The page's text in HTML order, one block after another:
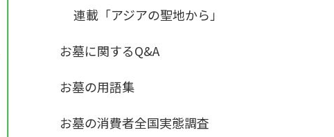
連載「アジアの聖地から」
お墓に関するQ&A
お墓の用語集
お墓の消費者全国実態調査